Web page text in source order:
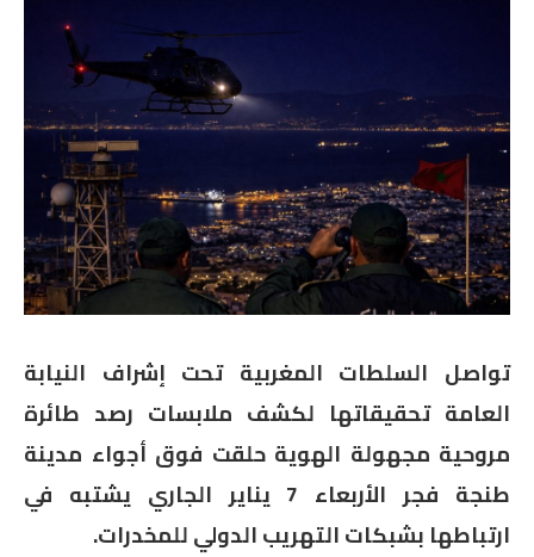
تواصل السلطات المغربية تحت إشراف النيابة
العامة تحقيقاتها لكشف ملابسات رصد طائرة
مروحية مجهولة الهوية حلقت فوق أجواء مدينة
طنجة فجر الأربعاء 7 يناير الجاري يشتبه في
ارتباطها بشبكات التهريب الدولي للمخدرات.